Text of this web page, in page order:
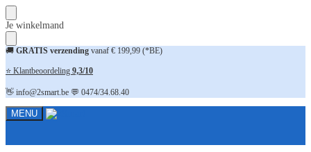
Skip
to
navigation
Skip
to
content
Je winkelmand
🚚 GRATIS verzending vanaf € 199,99 (*BE)
⭐ Klantbeoordeling 9,3/10
👋 info@2smart.be 💬 0474/34.68.40
MENU